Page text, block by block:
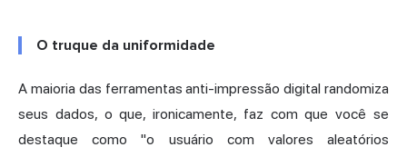
O truque da uniformidade
A maioria das ferramentas anti-impressão digital randomiza
seus dados, o que, ironicamente, faz com que você se
destaque como "o usuário com valores aleatórios